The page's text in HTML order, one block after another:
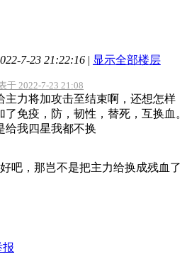
7-23 21:22:16 | 显示全部楼层
于 2022-7-23 21:08
主力将加攻击至结束啊，还想怎样
了免疫，防，韧性，替死，互换血。
给我四星我都不换
吧，那岂不是把主力给换成残血了
报